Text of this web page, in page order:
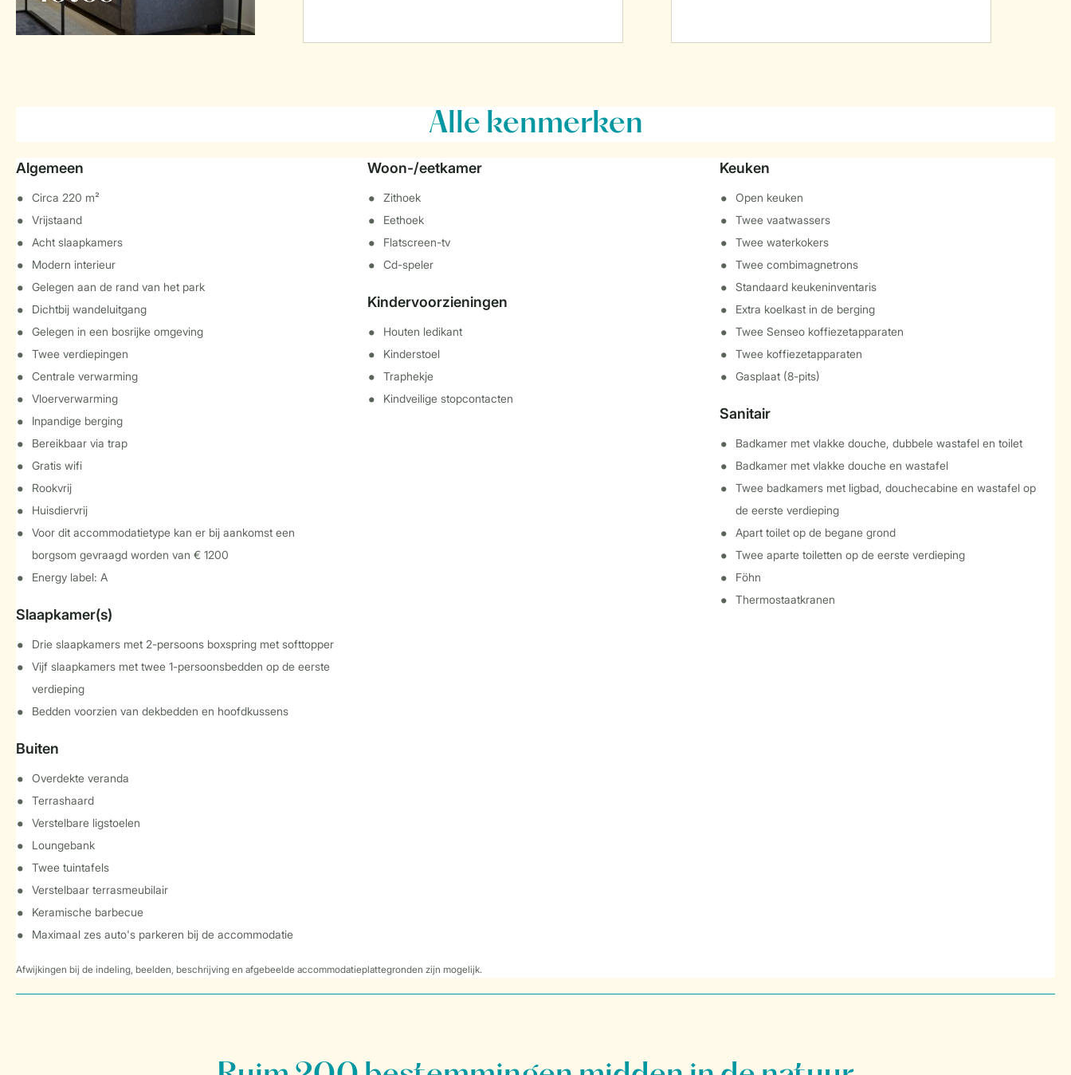
Alle kenmerken
Algemeen
Circa 220 m²
Vrijstaand
Acht slaapkamers
Modern interieur
Gelegen aan de rand van het park
Dichtbij wandeluitgang
Gelegen in een bosrijke omgeving
Twee verdiepingen
Centrale verwarming
Vloerverwarming
Inpandige berging
Bereikbaar via trap
Gratis wifi
Rookvrij
Huisdiervrij
Voor dit accommodatietype kan er bij aankomst een
borgsom gevraagd worden van € 1200
Energy label: A
Slaapkamer(s)
Drie slaapkamers met 2-persoons boxspring met softtopper
Vijf slaapkamers met twee 1-persoonsbedden op de eerste
verdieping
Bedden voorzien van dekbedden en hoofdkussens
Buiten
Overdekte veranda
Terrashaard
Verstelbare ligstoelen
Loungebank
Twee tuintafels
Verstelbaar terrasmeubilair
Keramische barbecue
Maximaal zes auto's parkeren bij de accommodatie
Woon-/eetkamer
Zithoek
Eethoek
Flatscreen-tv
Cd-speler
Kindervoorzieningen
Houten ledikant
Kinderstoel
Traphekje
Kindveilige stopcontacten
Keuken
Open keuken
Twee vaatwassers
Twee waterkokers
Twee combimagnetrons
Standaard keukeninventaris
Extra koelkast in de berging
Twee Senseo koffiezetapparaten
Twee koffiezetapparaten
Gasplaat (8-pits)
Sanitair
Badkamer met vlakke douche, dubbele wastafel en toilet
Badkamer met vlakke douche en wastafel
Twee badkamers met ligbad, douchecabine en wastafel op
de eerste verdieping
Apart toilet op de begane grond
Twee aparte toiletten op de eerste verdieping
Föhn
Thermostaatkranen
Afwijkingen bij de indeling, beelden, beschrijving en afgebeelde accommodatieplattegronden zijn mogelijk.